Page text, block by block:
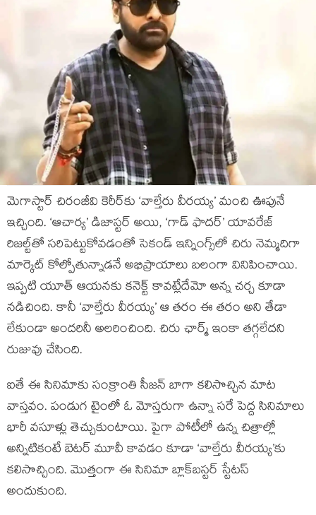
మెగాస్టార్ చిరంజీవి కెరీర్‌కు ‘వాల్తేరు వీరయ్య’ మంచి ఊపునే
ఇచ్చింది. ‘ఆచార్య’ డిజాస్టర్ అయి, ‘గాడ్ ఫాదర్’ యావరేజ్
రిజల్ట్‌తో సరిపెట్టుకోవడంతో సెకండ్ ఇన్నింగ్స్‌లో చిరు నెమ్మదిగా
మార్కెట్ కోల్పోతున్నాడనే అభిప్రాయాలు బలంగా వినిపించాయి.
ఇప్పటి యూత్ ఆయనకు కనెక్ట్ కావట్లేదేమో అన్న చర్చ కూడా
నడిచింది. కానీ ‘వాల్తేరు వీరయ్య’ ఆ తరం ఈ తరం అని తేడా
లేకుండా అందరినీ అలరించింది. చిరు ఛార్మ్ ఇంకా తగ్గలేదని
రుజువు చేసింది.
ఐతే ఈ సినిమాకు సంక్రాంతి సీజన్ బాగా కలిసొచ్చిన మాట
వాస్తవం. పండుగ టైంలో ఓ మోస్తరుగా ఉన్నా సరే పెద్ద సినిమాలు
భారీ వసూళ్లు తెచ్చుకుంటాయి. పైగా పోటీలో ఉన్న చిత్రాల్లో
అన్నిటికంటే బెటర్ మూవీ కావడం కూడా ‘వాల్తేరు వీరయ్య’కు
కలిసొచ్చింది. మొత్తంగా ఈ సినిమా బ్లాక్‌బస్టర్ స్టేటస్
అందుకుంది.